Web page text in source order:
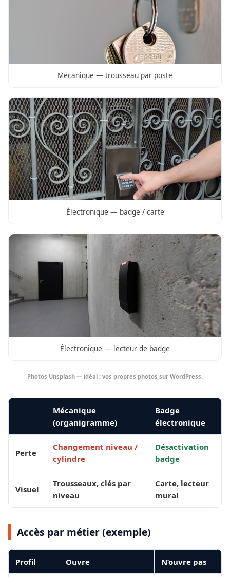
Mécanique — trousseau par poste
Électronique — badge / carte
Électronique — lecteur de badge
Photos Unsplash — idéal : vos propres photos sur WordPress.
Mécanique
(organigramme)
Badge
électronique
Perte
Changement niveau /
cylindre
Désactivation
badge
Visuel
Trousseaux, clés par
niveau
Carte, lecteur
mural
Accès par métier (exemple)
Profil Ouvre N’ouvre pas